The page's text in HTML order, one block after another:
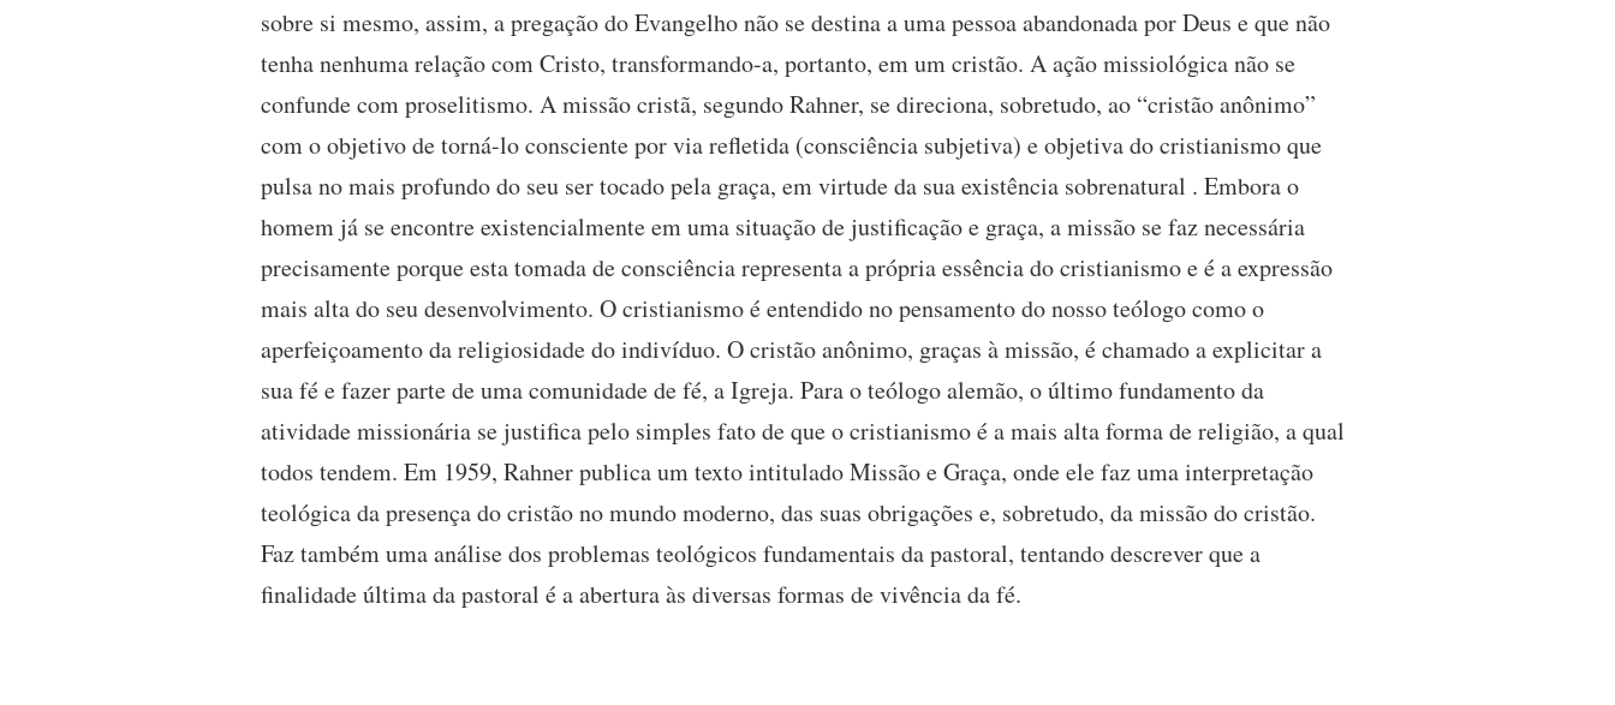
sobre si mesmo, assim, a pregação do Evangelho não se destina a uma pessoa abandonada por Deus e que não
tenha nenhuma relação com Cristo, transformando-a, portanto, em um cristão. A ação missiológica não se
confunde com proselitismo. A missão cristã, segundo Rahner, se direciona, sobretudo, ao “cristão anônimo”
com o objetivo de torná-lo consciente por via refletida (consciência subjetiva) e objetiva do cristianismo que
pulsa no mais profundo do seu ser tocado pela graça, em virtude da sua existência sobrenatural . Embora o
homem já se encontre existencialmente em uma situação de justificação e graça, a missão se faz necessária
precisamente porque esta tomada de consciência representa a própria essência do cristianismo e é a expressão
mais alta do seu desenvolvimento. O cristianismo é entendido no pensamento do nosso teólogo como o
aperfeiçoamento da religiosidade do indivíduo. O cristão anônimo, graças à missão, é chamado a explicitar a
sua fé e fazer parte de uma comunidade de fé, a Igreja. Para o teólogo alemão, o último fundamento da
atividade missionária se justifica pelo simples fato de que o cristianismo é a mais alta forma de religião, a qual
todos tendem. Em 1959, Rahner publica um texto intitulado Missão e Graça, onde ele faz uma interpretação
teológica da presença do cristão no mundo moderno, das suas obrigações e, sobretudo, da missão do cristão.
Faz também uma análise dos problemas teológicos fundamentais da pastoral, tentando descrever que a
finalidade última da pastoral é a abertura às diversas formas de vivência da fé.